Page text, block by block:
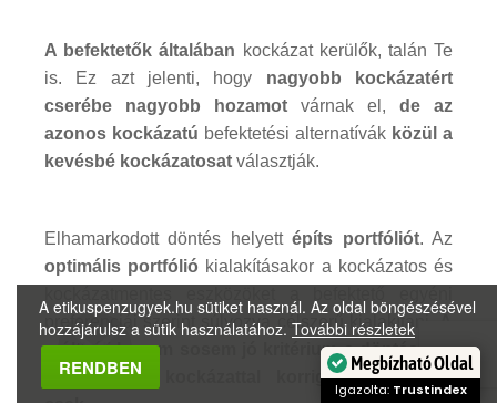
A befektetők általában kockázat kerülők, talán Te
is. Ez azt jelenti, hogy nagyobb kockázatért
cserébe nagyobb hozamot várnak el, de az
azonos kockázatú befektetési alternatívák közül a
kevésbé kockázatosat választják.
Elhamarkodott döntés helyettépíts portfóliót. Az
optimális portfólió kialakításakor a kockázatos és
preferenciái szerint súlyozva célszerű kialakítani.
múltbéli hozam sosem jó kritérium a döntéshez,
mindenképp kockázattal korrigáltan vizsgáld
A etikuspenzugyek.hu sütiket használ. Az oldal böngészésével
hozzájárulsz a sütik használatához. További részletek
RENDBEN Megbízható Oldal
Igazolta: Trustindex